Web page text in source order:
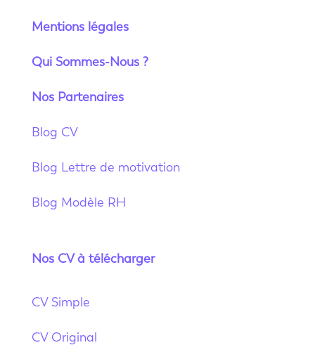
Mentions légales
Qui Sommes-Nous ?
Nos Partenaires
Blog CV
Blog Lettre de motivation
Blog Modèle RH
Nos CV à télécharger
CV Simple
CV Original